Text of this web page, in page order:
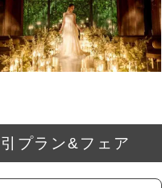
プラン&フェア